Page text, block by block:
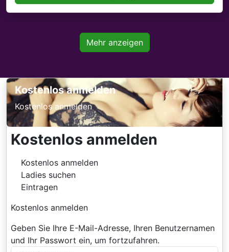
Mehr anzeigen
Kostenlos anmelden
Kostenlos anmelden
Kostenlos anmelden
Kostenlos anmelden
Ladies suchen
Eintragen
Kostenlos anmelden
Geben Sie Ihre E-Mail-Adresse, Ihren Benutzernamen
und Ihr Passwort ein, um fortzufahren.